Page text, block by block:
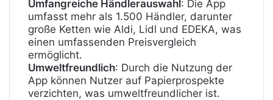
Umfangreiche Händlerauswahl: Die App
umfasst mehr als 1.500 Händler, darunter
große Ketten wie Aldi, Lidl und EDEKA, was
einen umfassenden Preisvergleich
ermöglicht.
Umweltfreundlich: Durch die Nutzung der
App können Nutzer auf Papierprospekte
verzichten, was umweltfreundlicher ist.